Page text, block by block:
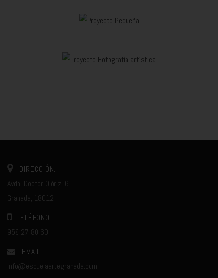
DIRECCIÓN:
Avda. Doctor Olóriz, 6.
Granada, 18012.
TELÉFONO
958 27 80 60
EMAIL
info@escuelaartegranada.com